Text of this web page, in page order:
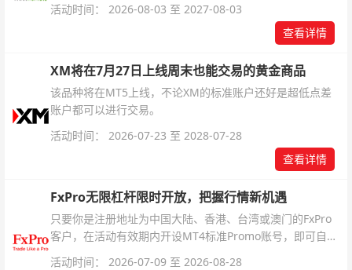
杆配置、支持软件及交易细则。
活动时间： 2026-08-03 至 2027-08-03
查看详情
XM将在7月27日上线周末也能交易的黄金商品
该品种将在MT5上线，不论XM的标准账户还好是超低点差
账户都可以进行交易。
活动时间： 2026-07-23 至 2028-07-28
查看详情
FxPro无限杠杆限时开放，把握行情新机遇
只要你是注册地址为中国大陆、香港、台湾或澳门的FxPro
客户，在活动有效期内开设MT4标准Promo账号，即可自动
活动时间： 2026-07-09 至 2026-08-28